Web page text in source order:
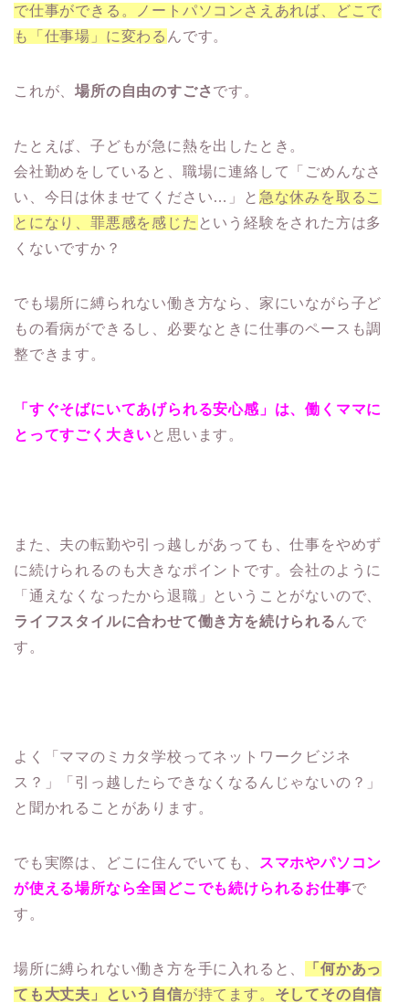
で仕事ができる。ノートパソコンさえあれば、どこで
も「仕事場」に変わる んです。
これが、場所の自由のすごさです。
たとえば、子どもが急に熱を出したとき。
会社勤めをしていると、職場に連絡して「ごめんなさ
い、今日は休ませてください…」と 急な休みを取るこ
とになり、罪悪感を感じた という経験をされた方は多
くないですか？
でも場所に縛られない働き方なら、家にいながら子ど
もの看病ができるし、必要なときに仕事のペースも調
整できます。
「すぐそばにいてあげられる安心感」は、働くママに
とってすごく大きい と思います。
また、夫の転勤や引っ越しがあっても、仕事をやめず
に続けられるのも大きなポイントです。会社のように
「通えなくなったから退職」ということがないので、
ライフスタイルに合わせて働き方を続けられる んで
す。
よく「ママのミカタ学校ってネットワークビジネ
ス？」「引っ越したらできなくなるんじゃないの？」
と聞かれることがあります。
でも実際は、どこに住んでいても、
スマホやパソコン
が使える場所なら全国どこでも続けられるお仕事で
す。
場所に縛られない働き方を手に入れると、
「何かあっ
ても大丈夫」という自信が持てます。 そしてその自信